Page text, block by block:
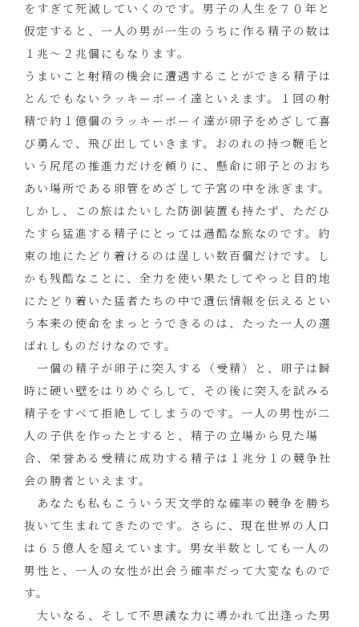
をすぎて死滅していくのです。男子の人生を７０年と
仮定すると、一人の男が一生のうちに作る精子の数は
１兆～２兆個にもなります。
うまいこと射精の機会に遭遇することができる精子は
とんでもないラッキーボーイ達といえます。１回の射
精で約１億個のラッキーボーイ達が卵子をめざして喜
び勇んで、飛び出していきます。おのれの持つ鞭毛と
いう尻尾の推進力だけを頼りに、懸命に卵子とのおち
あい場所である卵管をめざして子宮の中を泳ぎます。
しかし、この旅はたいした防御装置も持たず、ただひ
たすら猛進する精子にとっては過酷な旅なのです。約
束の地にたどり着けるのは逞しい数百個だけです。し
かも残酷なことに、全力を使い果たしてやっと目的地
にたどり着いた猛者たちの中で遺伝情報を伝えるとい
う本来の使命をまっとうできるのは、たった一人の選
ばれしものだけなのです。
一個の精子が卵子に突入する（受精）と、卵子は瞬
時に硬い壁をはりめぐらして、その後に突入を試みる
精子をすべて拒絶してしまうのです。一人の男性が二
人の子供を作ったとすると、精子の立場から見た場
合、栄誉ある受精に成功する精子は１兆分１の競争社
会の勝者といえます。
あなたも私もこういう天文学的な確率の競争を勝ち
抜いて生まれてきたのです。さらに、現在世界の人口
は６５億人を超えています。男女半数としても一人の
男性と、一人の女性が出会う確率だって大変なもので
す。
大いなる、そして不思議な力に導かれて出逢った男